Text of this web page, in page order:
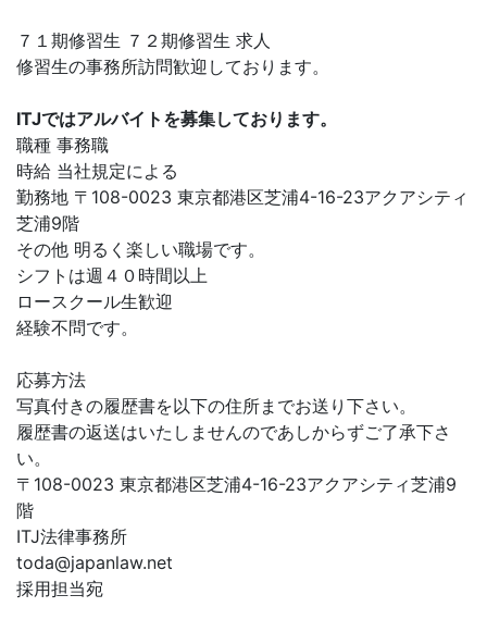
７１期修習生 ７２期修習生 求人
修習生の事務所訪問歓迎しております。
ITJではアルバイトを募集しております。
職種 事務職
時給 当社規定による
勤務地 〒108-0023 東京都港区芝浦4-16-23アクアシティ
芝浦9階
その他 明るく楽しい職場です。
シフトは週４０時間以上
ロースクール生歓迎
経験不問です。
応募方法
写真付きの履歴書を以下の住所までお送り下さい。
履歴書の返送はいたしませんのであしからずご了承下さ
い。
〒108-0023 東京都港区芝浦4-16-23アクアシティ芝浦9
階
ITJ法律事務所
toda@japanlaw.net
採用担当宛